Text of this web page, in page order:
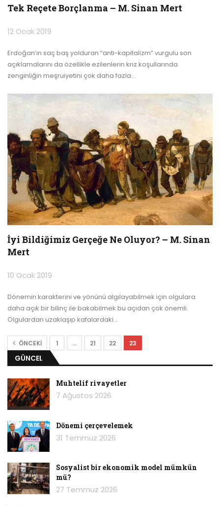
Tek Reçete Borçlanma – M. Sinan Mert
12 Ocak 2019
Erdoğan’ın saç baş yolduran “anti-kapitalizm” vurgulu son
açıklamalarını da özellikle ezilenlerin kriz koşullarında
zenginliğin meşruiyetini çok daha fazla…
İyi Bildiğimiz Gerçeğe Ne Oluyor? – M. Sinan
Mert
10 Ocak 2019
Dönemin karakterini ve yönünü algılayabilmek için olgulara
daha açık bir bilinç ile bakabilmek bu açıdan çok önemli.
Olgulardan uzaklaşıp kafalardaki…
ÖNCEKI 1 … 21 22 23
GÜNCEL
Muhtelif rivayetler
7 Ağustos 2026
Dönemi çerçevelemek
31 Temmuz 2026
Sosyalist bir ekonomik model mümkün
mü?
27 Temmuz 2026